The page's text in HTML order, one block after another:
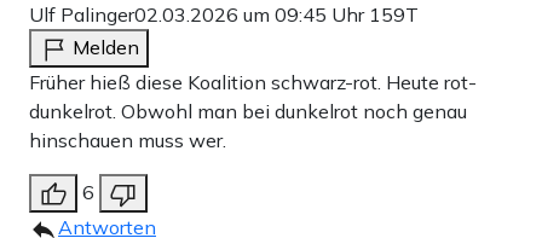
Ulf Palinger02.03.2026 um 09:45 Uhr 159T
Melden
Früher hieß diese Koalition schwarz-rot. Heute rot-
dunkelrot. Obwohl man bei dunkelrot noch genau
hinschauen muss wer.
6
Antworten